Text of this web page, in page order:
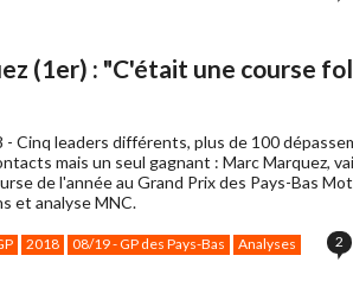
(1er) : "C'était une course
- Cinq leaders différents, plus de 100
mais un seul gagnant : Marc Marquez,
de l'année au Grand Prix des Pays-Bas
et analyse MNC.
2018 08/19 - GP des Pays-Bas Analyses 2